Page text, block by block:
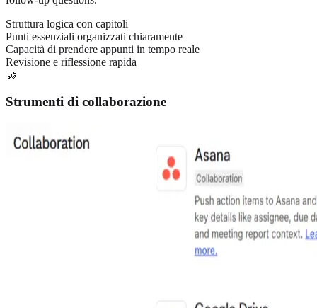
Struttura logica con capitoli
Punti essenziali organizzati chiaramente
Capacità di prendere appunti in tempo reale
Revisione e riflessione rapida
🤝
Strumenti di collaborazione